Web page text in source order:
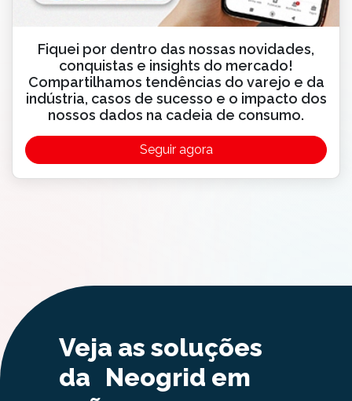
Fiquei por dentro das nossas novidades,
conquistas e insights do mercado!
Compartilhamos tendências do varejo e da
indústria, casos de sucesso e o impacto dos
nossos dados na cadeia de consumo.
Seguir agora
Veja as soluções
da Neogrid em